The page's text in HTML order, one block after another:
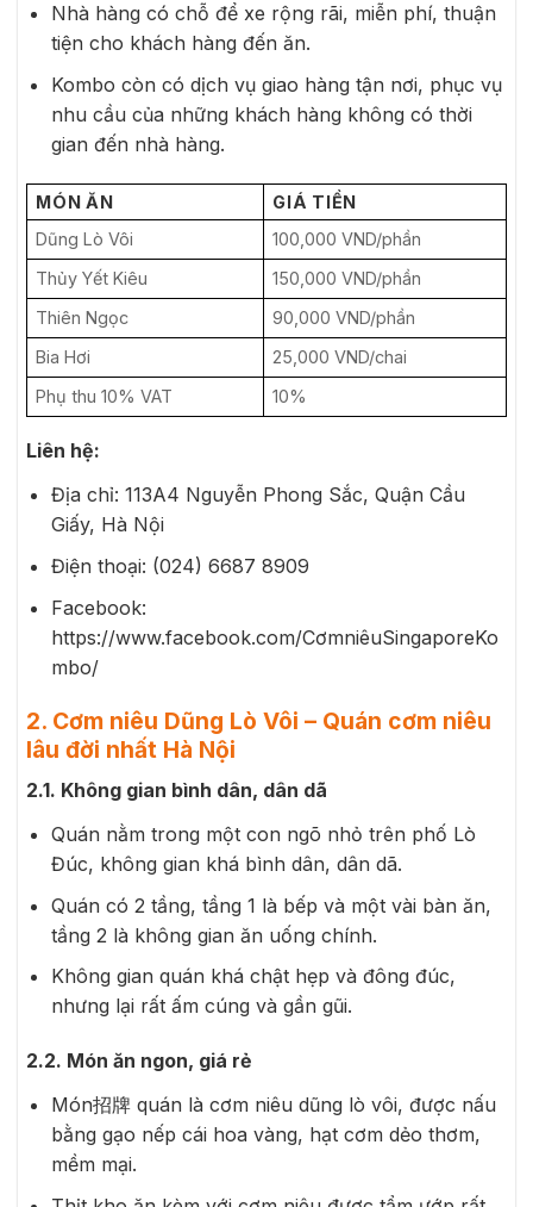
Nhà hàng có chỗ để xe rộng rãi, miễn phí, thuận
tiện cho khách hàng đến ăn.
Kombo còn có dịch vụ giao hàng tận nơi, phục vụ
nhu cầu của những khách hàng không có thời
gian đến nhà hàng.
MÓN ĂN
GIÁ TIỀN
Dũng Lò Vôi
100,000 VND/phần
Thủy Yết Kiêu
150,000 VND/phần
Thiên Ngọc
90,000 VND/phần
Bia Hơi
25,000 VND/chai
Phụ thu 10% VAT
10%
Liên hệ:
Địa chỉ: 113A4 Nguyễn Phong Sắc, Quận Cầu
Giấy, Hà Nội
Điện thoại: (024) 6687 8909
Facebook:
https://www.facebook.com/CơmniêuSingaporeKo
mbo/
2. Cơm niêu Dũng Lò Vôi – Quán cơm niêu
lâu đời nhất Hà Nội
2.1. Không gian bình dân, dân dã
Quán nằm trong một con ngõ nhỏ trên phố Lò
Đúc, không gian khá bình dân, dân dã.
Quán có 2 tầng, tầng 1 là bếp và một vài bàn ăn,
tầng 2 là không gian ăn uống chính.
Không gian quán khá chật hẹp và đông đúc,
nhưng lại rất ấm cúng và gần gũi.
2.2. Món ăn ngon, giá rẻ
Món招牌 quán là cơm niêu dũng lò vôi, được nấu
bằng gạo nếp cái hoa vàng, hạt cơm dẻo thơm,
mềm mại.